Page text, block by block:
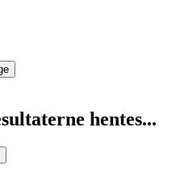
hentes...